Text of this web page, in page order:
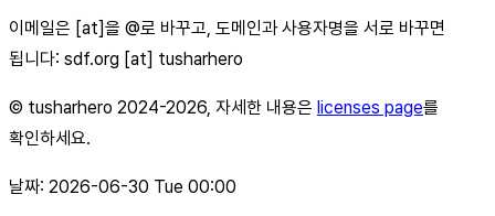
이메일은 [at]을 @로 바꾸고, 도메인과 사용자명을 서로 바꾸면
됩니다: sdf.org [at] tusharhero
© tusharhero 2024-2026, 자세한 내용은 licenses page를
확인하세요.
날짜: 2026-06-30 Tue 00:00